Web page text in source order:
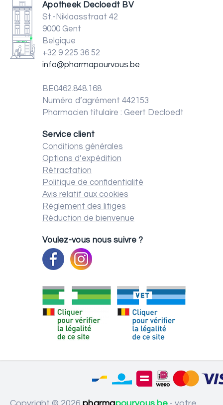
Apotheek Decloedt BV
St.-Niklaasstraat 42
9000 Gent
Belgique
+32 9 225 36 52
info@pharmapourvous.be
BE0462.848.168
Numéro d’agrément 442153
Pharmacien titulaire : Geert Decloedt
Service client
Conditions générales
Options d’expédition
Rétractation
Politique de confidentialité
Avis relatif aux cookies
Règlement des litiges
Réduction de bienvenue
Voulez-vous nous suivre ?